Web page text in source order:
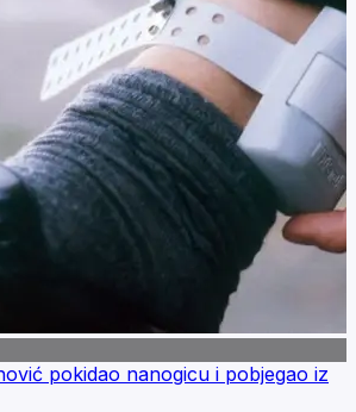
pokidao nanogicu i pobjegao iz